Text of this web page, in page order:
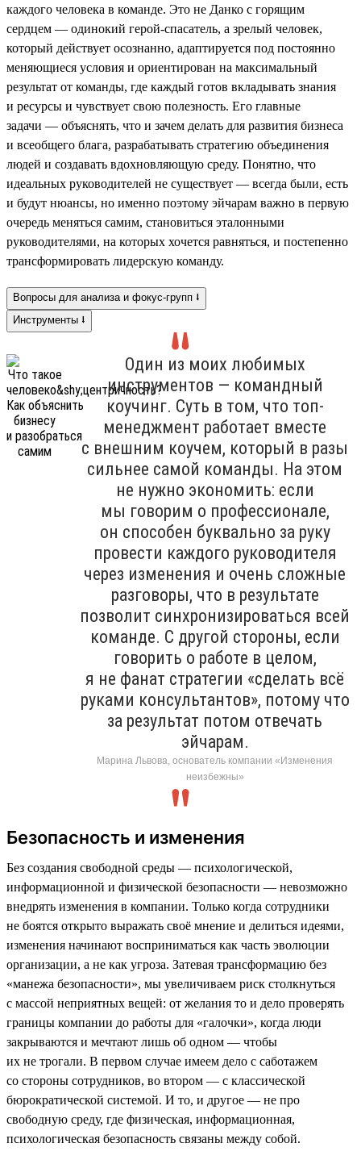
каждого человека в команде. Это не Данко с горящим
сердцем — одинокий герой-спасатель, а зрелый человек,
который действует осознанно, адаптируется под постоянно
меняющиеся условия и ориентирован на максимальный
результат от команды, где каждый готов вкладывать знания
и ресурсы и чувствует свою полезность. Его главные
задачи — объяснять, что и зачем делать для развития бизнеса
и всеобщего блага, разрабатывать стратегию объединения
людей и создавать вдохновляющую среду. Понятно, что
идеальных руководителей не существует — всегда были, есть
и будут нюансы, но именно поэтому эйчарам важно в первую
очередь меняться самим, становиться эталонными
руководителями, на которых хочется равняться, и постепенно
трансформировать лидерскую команду.
Вопросы для анализа и фокус-групп ⭣
Инструменты ⭣
Один из моих любимых
инструментов — командный
коучинг. Суть в том, что топ-
менеджмент работает вместе
с внешним коучем, который в разы
сильнее самой команды. На этом
не нужно экономить: если
мы говорим о профессионале,
он способен буквально за руку
провести каждого руководителя
через изменения и очень сложные
разговоры, что в результате
позволит синхронизироваться всей
команде. С другой стороны, если
говорить о работе в целом,
я не фанат стратегии «сделать всё
руками консультантов», потому что
за результат потом отвечать
эйчарам.
Марина Львова, основатель компании «Изменения
неизбежны»
Безопасность и изменения
Без создания свободной среды — психологической,
информационной и физической безопасности — невозможно
внедрять изменения в компании. Только когда сотрудники
не боятся открыто выражать своё мнение и делиться идеями,
изменения начинают восприниматься как часть эволюции
организации, а не как угроза. Затевая трансформацию без
«манежа безопасности», мы увеличиваем риск столкнуться
с массой неприятных вещей: от желания то и дело проверять
границы компании до работы для «галочки», когда люди
закрываются и мечтают лишь об одном — чтобы
их не трогали. В первом случае имеем дело с саботажем
со стороны сотрудников, во втором — с классической
бюрократической системой. И то, и другое — не про
свободную среду, где физическая, информационная,
психологическая безопасность связаны между собой.